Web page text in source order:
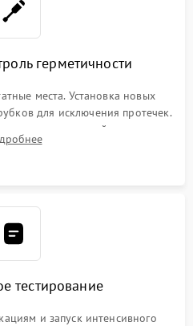
герметичности
места. Установка новых
для исключения протечек.
гидравлической системы,
датчика поплавка.
тестирование
и запуск интенсивного